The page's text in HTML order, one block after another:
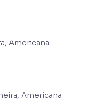
Americana
Americana